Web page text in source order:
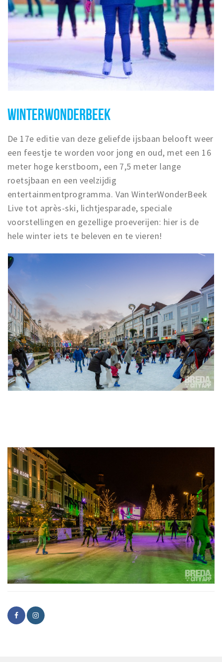
WINTERWONDERBEEK
De 17e editie van deze geliefde ijsbaan belooft weer
een feestje te worden voor jong en oud, met een 16
meter hoge kerstboom, een 7,5 meter lange
roetsjbaan en een veelzijdig
entertainmentprogramma. Van WinterWonderBeek
Live tot après-ski, lichtjesparade, speciale
voorstellingen en gezellige proeverijen: hier is de
hele winter iets te beleven en te vieren!